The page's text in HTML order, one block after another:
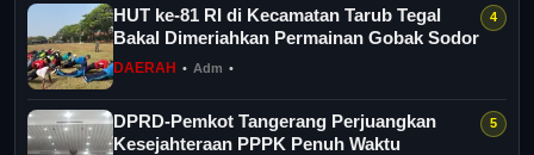
HUT ke-81 RI di Kecamatan Tarub Tegal
Bakal Dimeriahkan Permainan Gobak Sodor
DAERAH • Adm •
DPRD-Pemkot Tangerang Perjuangkan
Kesejahteraan PPPK Penuh Waktu